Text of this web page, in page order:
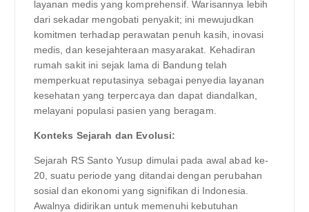
layanan medis yang komprehensif. Warisannya lebih
dari sekadar mengobati penyakit; ini mewujudkan
komitmen terhadap perawatan penuh kasih, inovasi
medis, dan kesejahteraan masyarakat. Kehadiran
rumah sakit ini sejak lama di Bandung telah
memperkuat reputasinya sebagai penyedia layanan
kesehatan yang terpercaya dan dapat diandalkan,
melayani populasi pasien yang beragam.
Konteks Sejarah dan Evolusi:
Sejarah RS Santo Yusup dimulai pada awal abad ke-
20, suatu periode yang ditandai dengan perubahan
sosial dan ekonomi yang signifikan di Indonesia.
Awalnya didirikan untuk memenuhi kebutuhan